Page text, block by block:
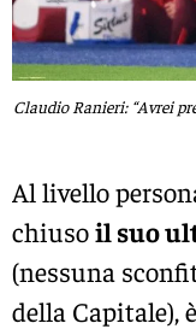
Claudio Ranieri: “Avrei
Al livello
chiusoil suo
(nessuna
della Capitale),